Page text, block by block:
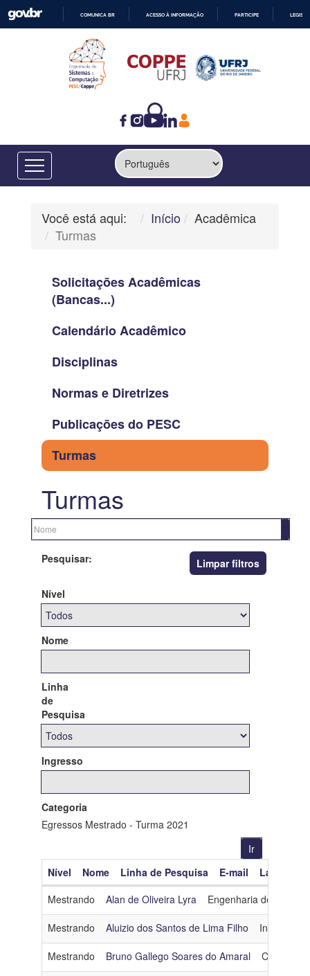
CONTEÚDO
COMUNICA BR ACESSO À INFORMAÇÃO PARTICIPE
Você está aqui: Início
Acadêmica
Turmas
Solicitações Acadêmicas
(Bancas...)
Calendário Acadêmico
Disciplinas
Normas e Diretrizes
Publicações do PESC
Turmas
Turmas
Pesquisar: Limpar filtros
Nível
Nome
Linha
de
Pesquisa
Ingresso
Categoria
Egressos Mestrado - Turma 2021
Nível Nome Linha de Pesquisa E-mail Lattes
Mestrando
Alan de Oliveira Lyra Engenharia de Dados
Mestrando Aluizio dos Santos de Lima Filho
Mestrando Bruno Gallego Soares do Amaral